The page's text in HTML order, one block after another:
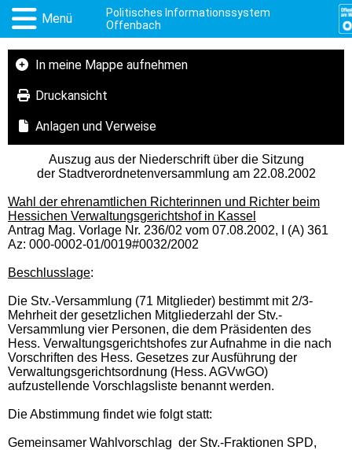
Menü
Politisches Informationssystem
Offenbach
In meine Mappe aufnehmen
Druckansicht
Anlagen und Verweise
Auszug aus der Niederschrift über die Sitzung
der Stadtverordnetenversammlung am 22.08.2002
Wahl der ehrenamtlichen Richterinnen und Richter beim
Hessichen Verwaltungsgerichtshof in Kassel
Antrag Mag. Vorlage Nr. 236/02 vom 07.08.2002, I (A) 361
Az: 000-0002-01/0019#0032/2002
Beschlusslage:
Die Stv.-Versammlung (71 Mitglieder) bestimmt mit 2/3-
Mehrheit der gesetzlichen Mitgliederzahl der Stv.-
Versammlung vier Personen, die dem Präsidenten des
Hess. Verwaltungsgerichtshofes zur Aufnahme in die nach
Vorschriften des Hess. Gesetzes zur Ausführung der
Verwaltungsgerichtsordnung (Hess. AGVwGO)
aufzustellende Vorschlagsliste benannt werden.
Die Abstimmung findet wie folgt statt:
Gemeinsamer Wahlvorschlag der Stv.-Fraktionen SPD,